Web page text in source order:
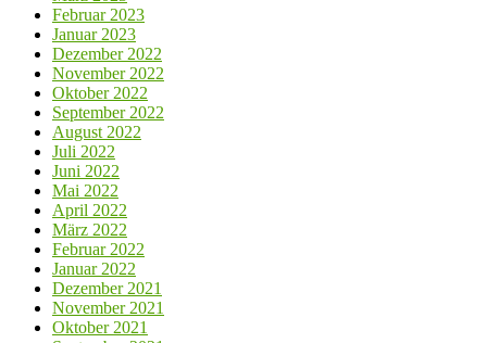
Februar 2023
Januar 2023
Dezember 2022
November 2022
Oktober 2022
September 2022
August 2022
Juli 2022
Juni 2022
Mai 2022
April 2022
März 2022
Februar 2022
Januar 2022
Dezember 2021
November 2021
Oktober 2021